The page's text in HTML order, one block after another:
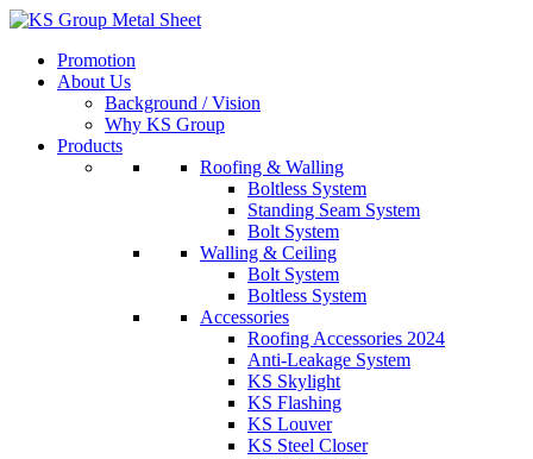
Skip
contentPromotion
About Us
Background / Vision
Why KS Group
Products
Roofing & Walling
Boltless System
Standing Seam System
Bolt System
Walling & Ceiling
Bolt System
Boltless System
Accessories
Roofing Accessories 2024
Anti-Leakage System
KS Skylight
KS Flashing
KS Louver
KS Steel Closer